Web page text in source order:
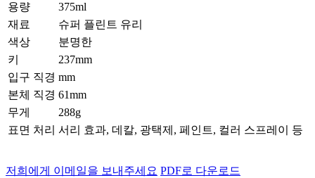
용량
375ml
재료
슈퍼 플린트 유리
색상
분명한
키
237mm
입구 직경 mm
본체 직경 61mm
무게
288g
표면 처리 서리 효과, 데칼, 광택제, 페인트, 컬러 스프레이 등
저희에게 이메일을 보내주세요 PDF로 다운로드